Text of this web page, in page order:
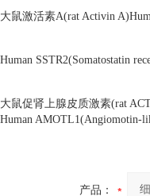
大鼠激活素A(rat Activin
Human SSTR2(Somatostatin
大鼠促肾上腺皮质激素(rat
Human AMOTL1(Angiomotin-
产品：